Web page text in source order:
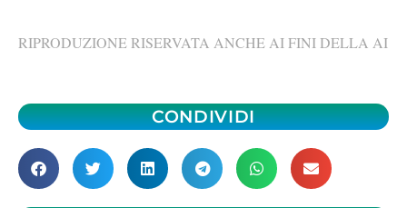
RIPRODUZIONE RISERVATA ANCHE AI FINI DELLA AI
CONDIVIDI